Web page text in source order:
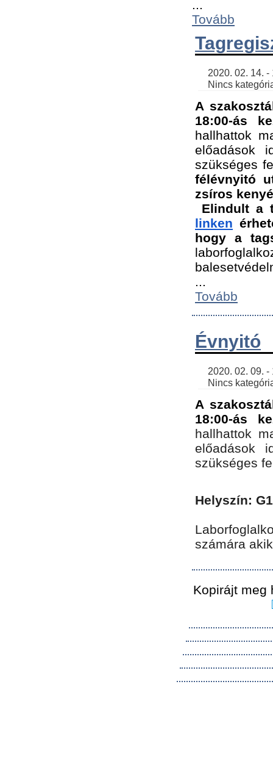
Tovább
Nincs
A
18:00-ás
hallhattok
előadások
szükséges
félévnyitó
zsíros
Elindult a
linken
hogy a
Tovább
Évnyitó
Nincs
A
18:00-ás
hallhattok
előadások
szükséges
Helyszín:
számára
Kopirájt meg